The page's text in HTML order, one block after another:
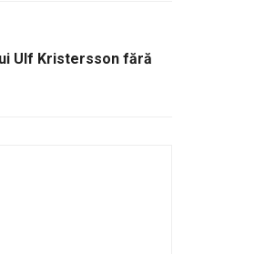
Ulf Kristersson fără